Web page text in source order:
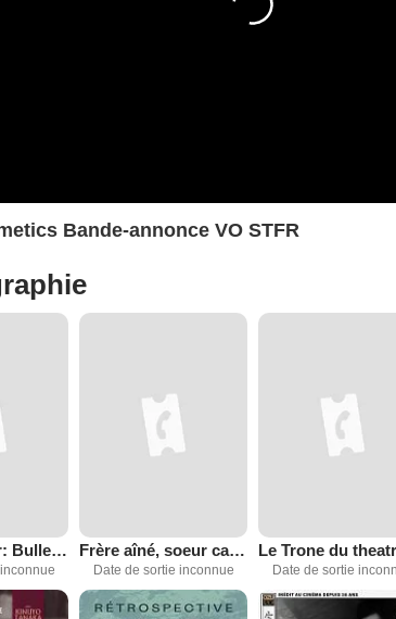
Bande-annonce VO STFR
Crime Hunter: Bullets of Rage Frère aîné, soeur cadette
Date de sortie inconnue Date de sortie